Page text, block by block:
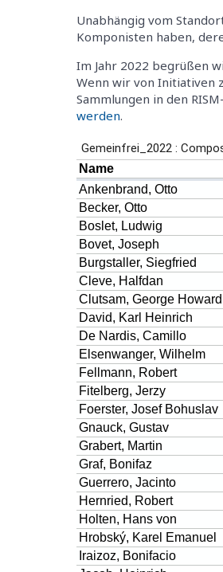
Unabhängig vom
Komponisten haben,
Im Jahr 2022 begrüßen
Wenn wir von Initiativen
Sammlungen in den
werden.